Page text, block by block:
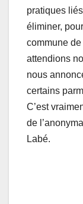
pratiques
éliminer,
commune
attendions
nous
certains
C’est
de
Labé.